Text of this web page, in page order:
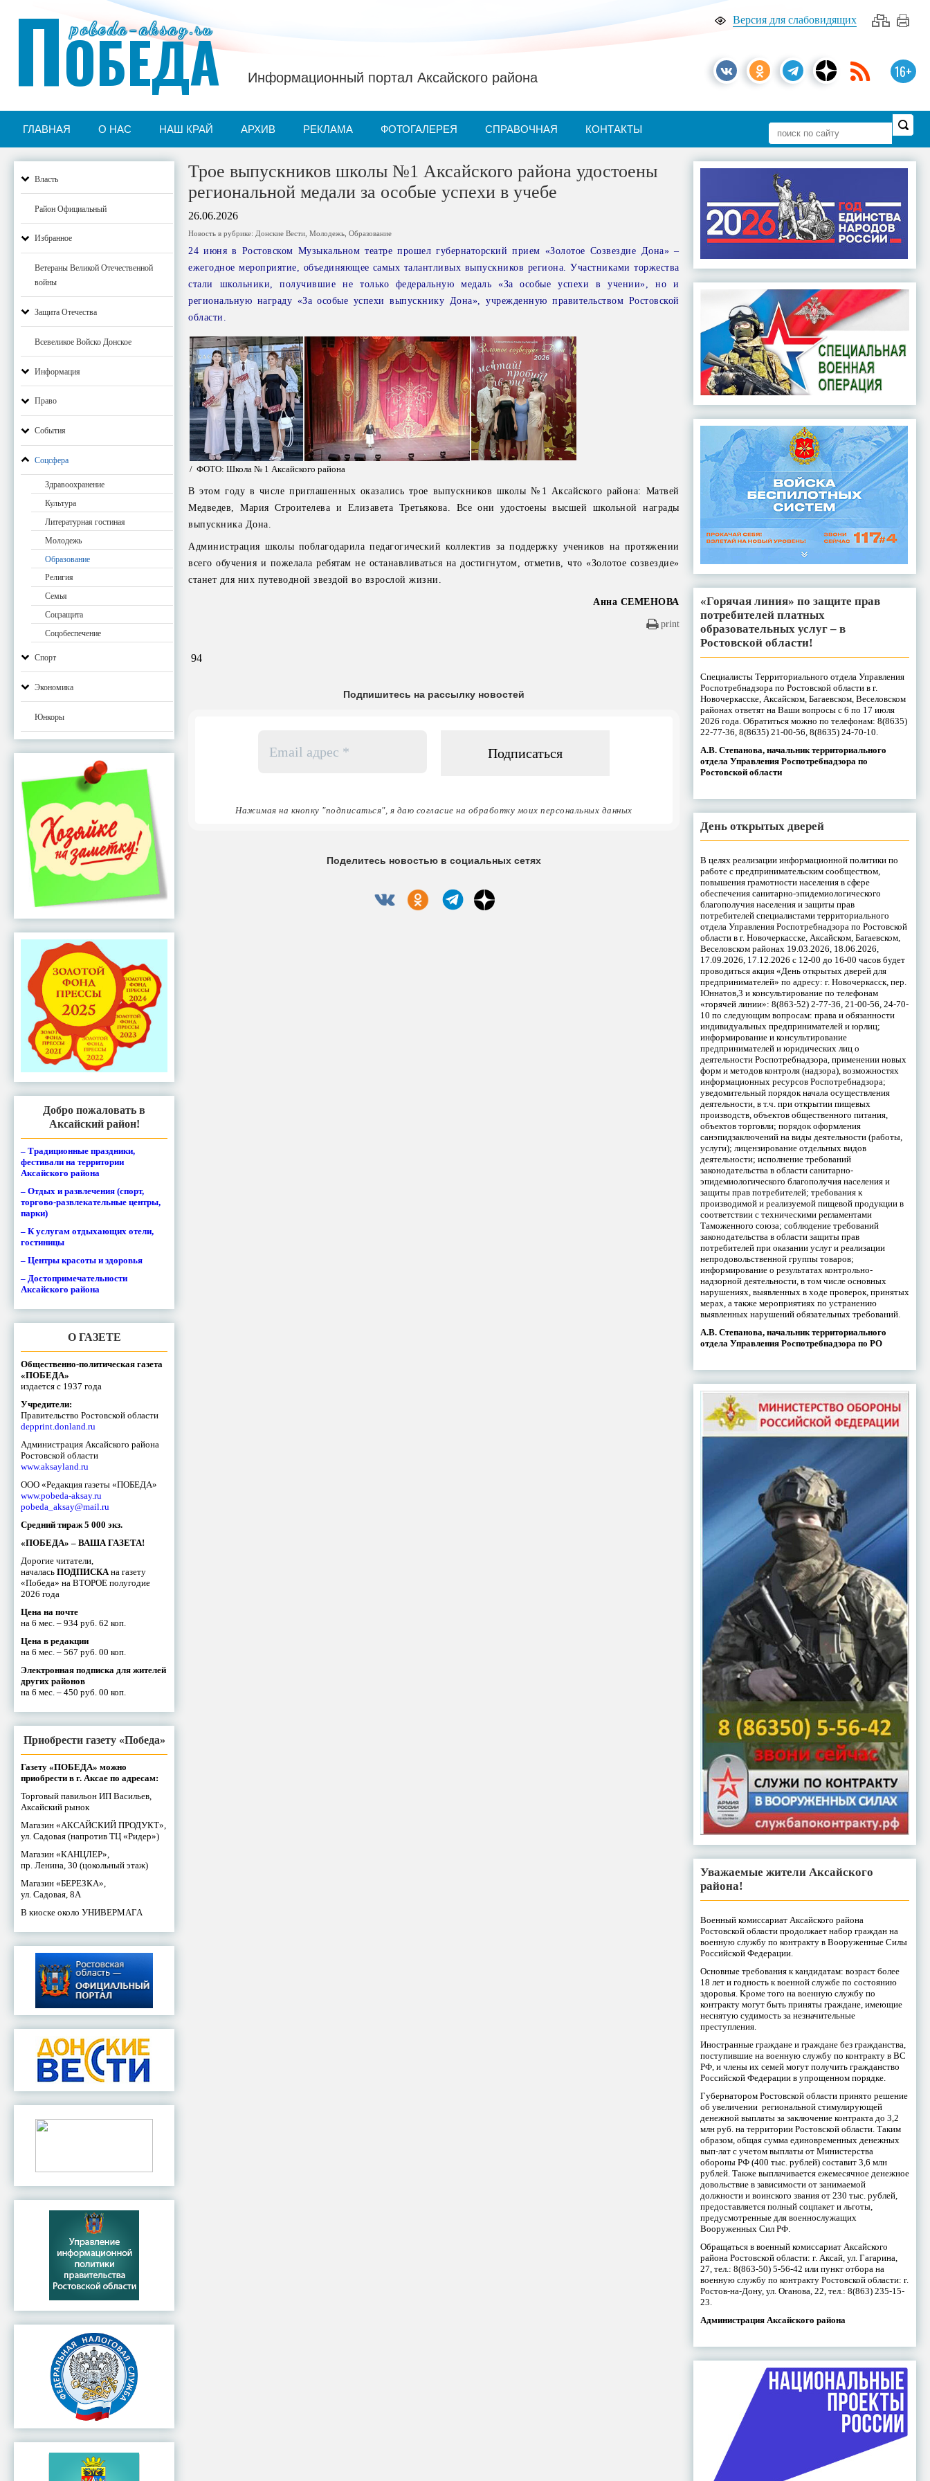
Версия для слабовидящих
16+
pobeda-aksay.ru
ПОБЕДА Информационный портал Аксайского района
ГЛАВНАЯ О НАС НАШ КРАЙ АРХИВ РЕКЛАМА ФОТОГАЛЕРЕЯ СПРАВОЧНАЯ КОНТАКТЫ
Власть
Район Официальный
Избранное
Ветераны Великой Отечественной
войны
Защита Отечества
Всевеликое Войско Донское
Информация
Право
События
Соцсфера
Здравоохранение
Культура
Литературная гостиная
Молодежь
Образование
Религия
Семья
Соцзащита
Соцобеспечение
Спорт
Экономика
Юнкоры
Добро пожаловать в
Аксайский район!
– Традиционные праздники,
фестивали на территории
Аксайского района
– Отдых и развлечения (спорт,
торгово-развлекательные центры,
парки)
– К услугам отдыхающих отели,
гостиницы
– Центры красоты и здоровья
– Достопримечательности
Аксайского района
О ГАЗЕТЕ
Общественно-политическая газета
«ПОБЕДА»
издается с 1937 года
Учредители:
Правительство Ростовской области
depprint.donland.ru
Администрация Аксайского района
Ростовской области
www.aksayland.ru
ООО «Редакция газеты «ПОБЕДА»
www.pobeda-aksay.ru
pobeda_aksay@mail.ru
Средний тираж 5 000 экз.
«ПОБЕДА» – ВАША ГАЗЕТА!
Дорогие читатели,
началась ПОДПИСКА на газету
«Победа» на ВТОРОЕ полугодие
2026 года
Цена на почте
на 6 мес. – 934 руб. 62 коп.
Цена в редакции
на 6 мес. – 567 руб. 00 коп.
Электронная подписка для жителей
других районов
на 6 мес. – 450 руб. 00 коп.
Приобрести газету «Победа»
Газету «ПОБЕДА» можно
приобрести в г. Аксае по адресам:
Торговый павильон ИП Васильев,
Аксайский рынок
Магазин «АКСАЙСКИЙ ПРОДУКТ»,
ул. Садовая (напротив ТЦ «Ридер»)
Магазин «КАНЦЛЕР»,
пр. Ленина, 30 (цокольный этаж)
Магазин «БЕРЕЗКА»,
ул. Садовая, 8А
В киоске около УНИВЕРМАГА
Трое выпускников школы №1 Аксайского района удостоены
региональной медали за особые успехи в учебе
26.06.2026
Новость в рубрике: Донские Вести ,Молодежь ,Образование
24 июня в Ростовском Музыкальном театре прошел губернаторский прием «Золотое Созвездие Дона» –
ежегодное мероприятие, объединяющее самых талантливых выпускников региона. Участниками торжества
стали школьники, получившие не только федеральную медаль «За особые успехи в учении», но и
региональную награду «За особые успехи выпускнику Дона», учрежденную правительством Ростовской
области.
/ ФОТО: Школа № 1 Аксайского района
В этом году в числе приглашенных оказались трое выпускников школы №1 Аксайского района: Матвей
Медведев, Мария Строителева и Елизавета Третьякова. Все они удостоены высшей школьной награды
выпускника Дона.
Администрация школы поблагодарила педагогический коллектив за поддержку учеников на протяжении
всего обучения и пожелала ребятам не останавливаться на достигнутом, отметив, что «Золотое созвездие»
станет для них путеводной звездой во взрослой жизни.
Анна СЕМЕНОВА
print
94
Подпишитесь на рассылку новостей
адрес
Нажимая на кнопку "подписаться", я даю согласие на обработку моих персональных данных
Поделитесь новостью в социальных сетях
«Горячая линия» по защите прав
потребителей платных
образовательных услуг – в
Ростовской области!
Специалисты Территориального отдела Управления
Роспотребнадзора по Ростовской области в г.
Новочеркасске, Аксайском, Багаевском, Веселовском
районах ответят на Ваши вопросы с 6 по 17 июля
2026 года. Обратиться можно по телефонам: 8(8635)
22-77-36, 8(8635) 21-00-56, 8(8635) 24-70-10.
А.В. Степанова, начальник территориального
отдела Управления Роспотребнадзора по
Ростовской области
День открытых дверей
В целях реализации информационной политики по
работе с предпринимательским сообществом,
повышения грамотности населения в сфере
обеспечения санитарно-эпидемиологического
благополучия населения и защиты прав
потребителей специалистами территориального
отдела Управления Роспотребнадзора по Ростовской
области в г. Новочеркасске, Аксайском, Багаевском,
Веселовском районах 19.03.2026, 18.06.2026,
17.09.2026, 17.12.2026 с 12-00 до 16-00 часов будет
проводиться акция «День открытых дверей для
предпринимателей» по адресу: г. Новочеркасск, пер.
Юннатов,3 и консультирование по телефонам
«горячей линии»: 8(863-52) 2-77-36, 21-00-56, 24-70-
10 по следующим вопросам: права и обязанности
индивидуальных предпринимателей и юрлиц;
информирование и консультирование
предпринимателей и юридических лиц о
деятельности Роспотребнадзора, применении новых
форм и методов контроля (надзора), возможностях
информационных ресурсов Роспотребнадзора;
уведомительный порядок начала осуществления
деятельности, в т.ч. при открытии пищевых
производств, объектов общественного питания,
объектов торговли; порядок оформления
санэпидзаключений на виды деятельности (работы,
услуги); лицензирование отдельных видов
деятельности; исполнение требований
законодательства в области санитарно-
эпидемиологического благополучия населения и
защиты прав потребителей; требования к
производимой и реализуемой пищевой продукции в
соответствии с техническими регламентами
Таможенного союза; соблюдение требований
законодательства в области защиты прав
потребителей при оказании услуг и реализации
непродовольственной группы товаров;
информирование о результатах контрольно-
надзорной деятельности, в том числе основных
нарушениях, выявленных в ходе проверок, принятых
мерах, а также мероприятиях по устранению
выявленных нарушений обязательных требований.
А.В. Степанова, начальник территориального
отдела Управления Роспотребнадзора по РО
Уважаемые жители Аксайского
района!
Военный комиссариат Аксайского района
Ростовской области продолжает набор граждан на
военную службу по контракту в Вооруженные Силы
Российской Федерации.
Основные требования к кандидатам: возраст более
18 лет и годность к военной службе по состоянию
здоровья. Кроме того на военную службу по
контракту могут быть приняты граждане, имеющие
неснятую судимость за незначительные
преступления.
Иностранные граждане и граждане без гражданства,
поступившие на военную службу по контракту в ВС
РФ, и члены их семей могут получить гражданство
Российской Федерации в упрощенном порядке.
Губернатором Ростовской области принято решение
об увеличении региональной стимулирующей
денежной выплаты за заключение контракта до 3,2
млн руб. на территории Ростовской области. Таким
образом, общая сумма единовременных денежных
вып-лат с учетом выплаты от Министерства
обороны РФ (400 тыс. рублей) составит 3,6 млн
рублей. Также выплачивается ежемесячное денежное
довольствие в зависимости от занимаемой
должности и воинского звания от 230 тыс. рублей,
предоставляется полный соцпакет и льготы,
предусмотренные для военнослужащих
Вооруженных Сил РФ.
Обращаться в военный комиссариат Аксайского
района Ростовской области: г. Аксай, ул. Гагарина,
27, тел.: 8(863-50) 5-56-42 или пункт отбора на
военную службу по контракту Ростовской области: г.
Ростов-на-Дону, ул. Оганова, 22, тел.: 8(863) 235-15-
23.
Администрация Аксайского района